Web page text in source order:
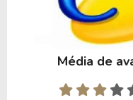
Média de